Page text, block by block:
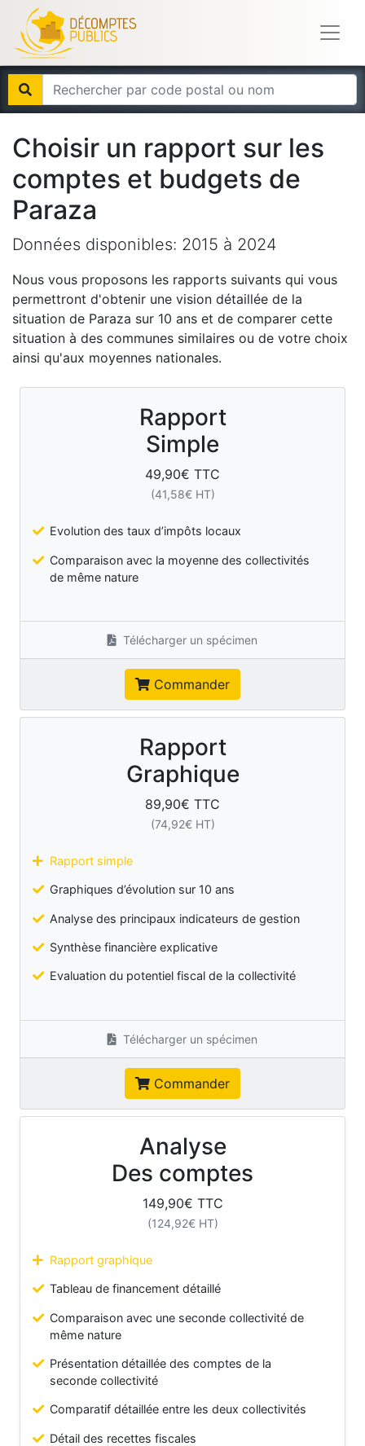
Choisir un rapport sur les
comptes et budgets de
Paraza
Données disponibles: 2015 à 2024
Nous vous proposons les rapports suivants qui vous
permettront d'obtenir une vision détaillée de la
situation de Paraza sur 10 ans et de comparer cette
situation à des communes similaires ou de votre choix
ainsi qu'aux moyennes nationales.
Rapport
Simple
49,90€ TTC
(41,58€ HT)
Evolution des taux d’impôts locaux
Comparaison avec la moyenne des collectivités
de même nature
Télécharger un spécimen
Commander
Rapport
Graphique
89,90€ TTC
(74,92€ HT)
Rapport simple
Graphiques d’évolution sur 10 ans
Analyse des principaux indicateurs de gestion
Synthèse financière explicative
Evaluation du potentiel fiscal de la collectivité
Télécharger un spécimen
Commander
Analyse
Des comptes
149,90€ TTC
(124,92€ HT)
Rapport graphique
Tableau de financement détaillé
Comparaison avec une seconde collectivité de
même nature
Présentation détaillée des comptes de la
seconde collectivité
Comparatif détaillée entre les deux collectivités
Détail des recettes fiscales